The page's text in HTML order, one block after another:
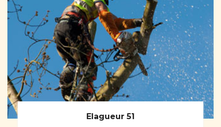
Elagueur 51